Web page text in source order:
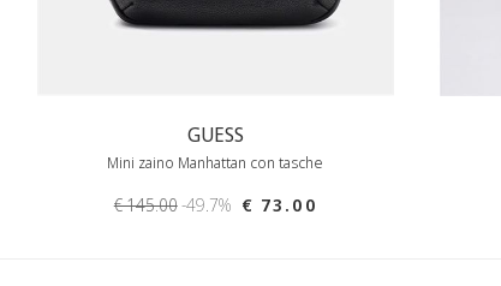
GUESS
Mini zaino Manhattan con tasche
€ 145.00-49.7% € 73.00